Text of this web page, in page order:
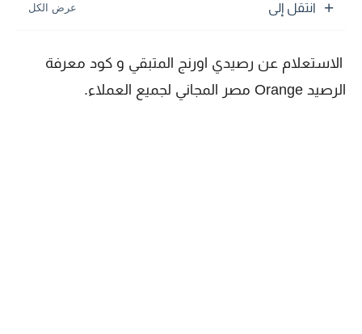
انتقل إلى
الاستعلام عن رصيدي اورنج المتبقي و كود معرفة
الرصيد Orange مصر المجاني لجميع العملاء.